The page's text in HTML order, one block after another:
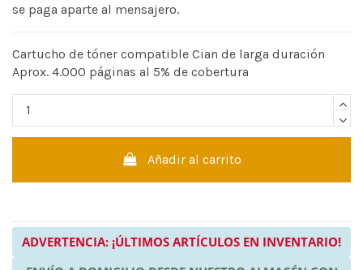
se paga aparte al mensajero.
Cartucho de tóner compatible Cian de larga duración
Aprox. 4.000 páginas al 5% de cobertura
Añadir al carrito
ADVERTENCIA: ¡ÚLTIMOS ARTÍCULOS EN INVENTARIO!